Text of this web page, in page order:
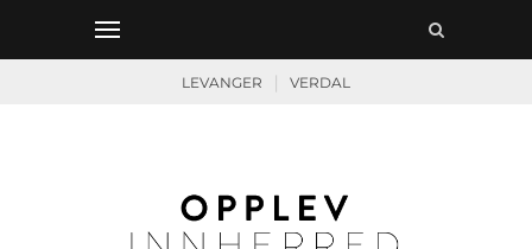
LEVANGER | VERDAL